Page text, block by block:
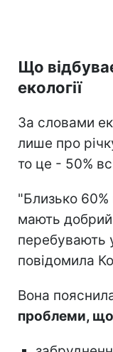
Що
екології
За словами
лише про
то це - 50%
"Близько 60%
мають добрий
перебувають
повідомила
Вона
проблеми, що